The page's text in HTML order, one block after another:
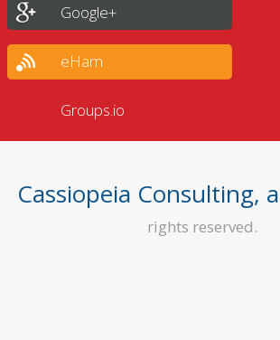
Google+
eHam
Groups.io
Cassiopeia Consulting,
rights reserved.